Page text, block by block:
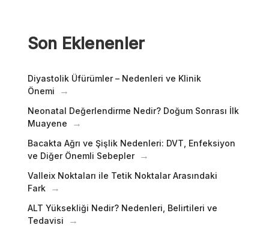
Son Eklenenler
Diyastolik Üfürümler – Nedenleri ve Klinik
Önemi
Neonatal Değerlendirme Nedir? Doğum Sonrası İlk
Muayene
Bacakta Ağrı ve Şişlik Nedenleri: DVT, Enfeksiyon
ve Diğer Önemli Sebepler
Valleix Noktaları ile Tetik Noktalar Arasındaki
Fark
ALT Yüksekliği Nedir? Nedenleri, Belirtileri ve
Tedavisi